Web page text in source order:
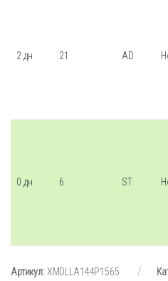
2 дн 21 AD
0 дн 6 ST
Артикул:XMDLLA144P1565